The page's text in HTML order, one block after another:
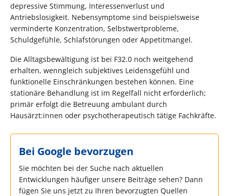
depressive Stimmung, Interessenverlust und
Antriebslosigkeit. Nebensymptome sind beispielsweise
verminderte Konzentration, Selbstwertprobleme,
Schuldgefühle, Schlafstörungen oder Appetitmangel.
Die Alltagsbewältigung ist bei F32.0 noch weitgehend
erhalten, wenngleich subjektives Leidensgefühl und
funktionelle Einschränkungen bestehen können. Eine
stationäre Behandlung ist im Regelfall nicht erforderlich;
primär erfolgt die Betreuung ambulant durch
Hausärzt:innen oder psychotherapeutisch tätige Fachkräfte.
Bei Google bevorzugen
Sie möchten bei der Suche nach aktuellen
Entwicklungen häufiger unsere Beiträge sehen? Dann
fügen Sie uns jetzt zu Ihren bevorzugten Quellen